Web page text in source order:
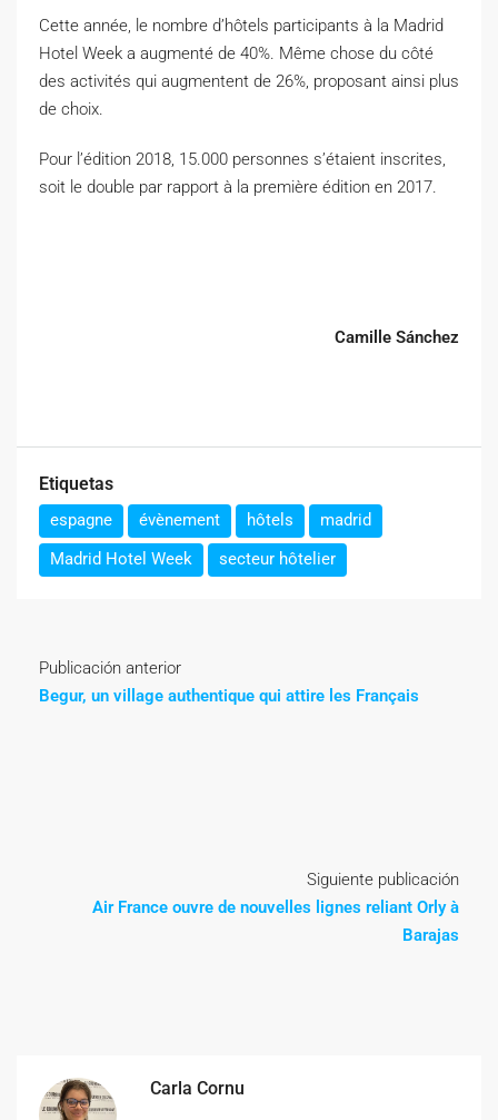
Cette année, le nombre d’hôtels participants à la Madrid
Hotel Week a augmenté de 40%. Même chose du côté
des activités qui augmentent de 26%, proposant ainsi plus
de choix.
Pour l’édition 2018, 15.000 personnes s’étaient inscrites,
soit le double par rapport à la première édition en 2017.
Camille Sánchez
Etiquetas
espagne évènement hôtels
madrid
Madrid Hotel Week
secteur hôtelier
Publicación anterior
Begur, un village authentique qui attire les Français
Siguiente publicación
Air France ouvre de nouvelles lignes reliant Orly à
Barajas
Carla Cornu